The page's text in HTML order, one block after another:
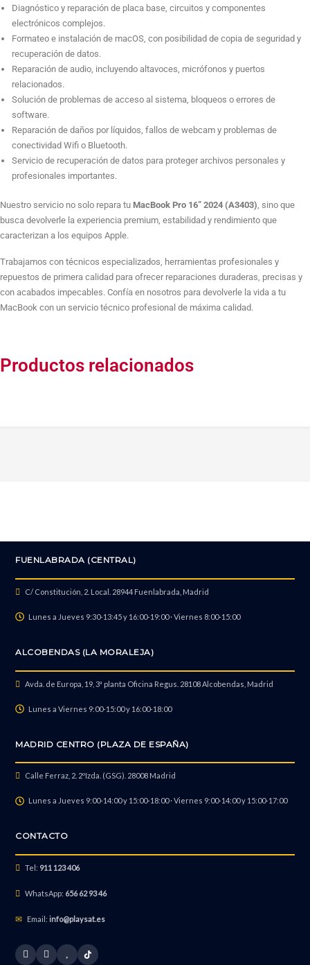
Quitar contraseña de usuario
Quitar contraseña de BIOS, candado, números
Reparación OFICIAL cambio de jack de audio
Reparación equipo mojado
Reparación webcam
Diagnóstico y reparación de placa base, circuitos y componentes
electrónicos complejos.
Formateo e instalación de macOS, con posibilidad de copia de seguridad y
recuperación de datos.
Reparación de audio, incluyendo altavoces, micrófonos y puertos
relacionados.
Solución de problemas de acceso al sistema, bloqueos o errores de
software.
Reparación de daños por líquidos, fallos de webcam y problemas de
conectividad Wifi o Bluetooth.
Servicio de recuperación de datos para proteger archivos personales y
profesionales importantes.
Nuestro servicio no solo repara tu MacBook Pro 16” 2024 (A3403), sino que
busca devolverle la experiencia premium, estabilidad y rendimiento que
caracterizan a los equipos Apple.
Trabajamos con técnicos especializados, herramientas profesionales y
repuestos de primera calidad para ofrecer reparaciones duraderas, precisas y
con acabados impecables. Confía en nosotros para devolverle la vida a tu
MacBook con un servicio técnico profesional de máxima calidad.
Productos relacionados
FUENLABRADA (CENTRAL)
C/ Constitución, 2. Local. 28944 Fuenlabrada, Madrid
Lunes a Jueves 9:30-13:45 y 16:00-19:00 · Viernes 8:00-15:00
ALCOBENDAS (LA MORALEJA)
Avda. de Europa, 19, 3ª planta Oficina Regus. 28108 Alcobendas, Madrid
Lunes a Viernes 9:00-15:00 y 16:00-18:00
MADRID CENTRO (PLAZA DE ESPAÑA)
Calle Ferraz, 2. 2ºIzda. (GSG). 28008 Madrid
Lunes a Jueves 9:00-14:00 y 15:00-18:00 · Viernes 9:00-14:00 y 15:00-17:00
CONTACTO
Tel: 911 123 406
WhatsApp: 656 62 93 46
Email:info@playsat.es